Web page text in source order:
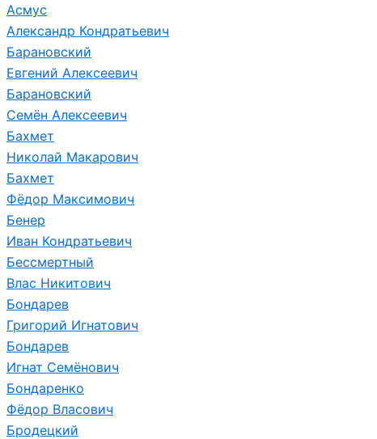
Асмус
Александр Кондратьевич
Барановский
Евгений Алексеевич
Барановский
Семён Алексеевич
Бахмет
Николай Макарович
Бахмет
Фёдор Максимович
Бенер
Иван Кондратьевич
Бессмертный
Влас Никитович
Бондарев
Григорий Игнатович
Бондарев
Игнат Семёнович
Бондаренко
Фёдор Власович
Бродецкий